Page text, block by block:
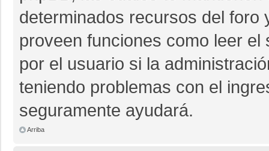
determinados recursos del foro
proveen funciones como leer
por el usuario si la
teniendo problemas con el
seguramente ayudará.
Arriba